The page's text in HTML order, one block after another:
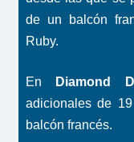
de un balcón
Ruby.
En Diamond
adicionales de
balcón francés.